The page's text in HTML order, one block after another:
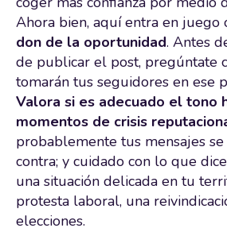
Ahora bien, aquí entra en juego
don de la oportunidad. Antes
de publicar el post, pregúntate
tomarán tus seguidores en ese
Valora si es adecuado el tono
momentos de crisis
probablemente tus mensajes
contra; y cuidado con lo que
una situación delicada en tu
protesta laboral, una
elecciones.